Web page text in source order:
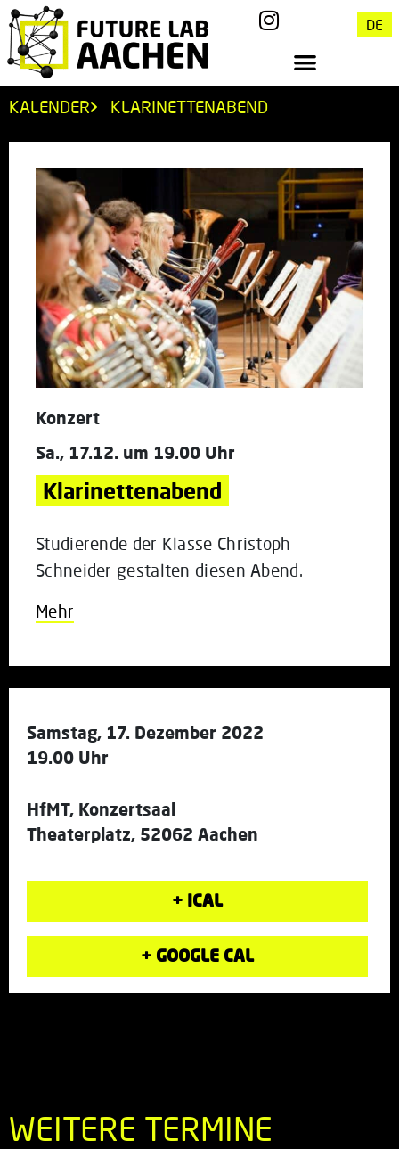
DE
KALENDER KLARINETTENABEND
Konzert
Sa., 17.12. um 19.00 Uhr
Klarinettenabend
Studierende der Klasse Christoph
Schneider gestalten diesen Abend.
Mehr
Samstag, 17. Dezember 2022
19.00 Uhr
HfMT, Konzertsaal
Theaterplatz, 52062 Aachen
+ ICAL
+ GOOGLE CAL
WEITERE TERMINE